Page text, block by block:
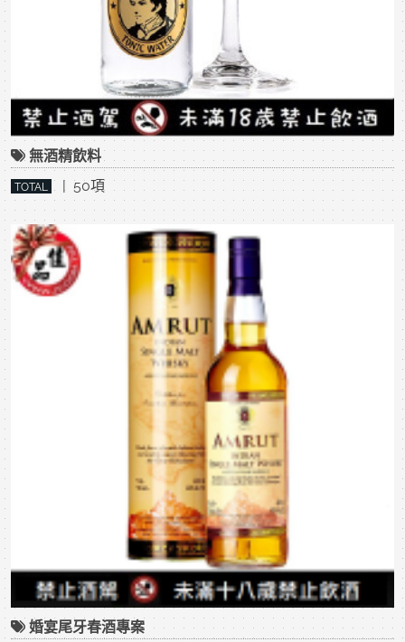
無酒精飲料
TOTAL | 50項
婚宴尾牙春酒專案